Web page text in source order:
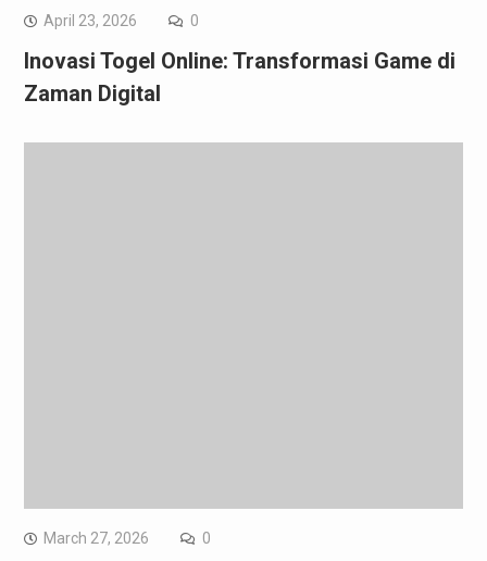
April 23, 2026 0
Inovasi Togel Online: Transformasi Game di
Zaman Digital
March 27, 2026 0